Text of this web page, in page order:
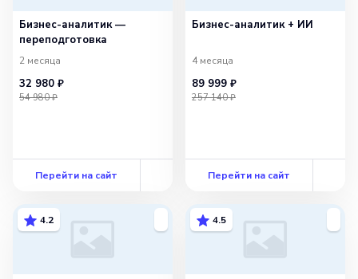
Бизнес-аналитик —
переподготовка
2 месяца
32 980 ₽
54 980 ₽
Перейти на сайт
Бизнес-аналитик + ИИ
4 месяца
89 999 ₽
257 140 ₽
Перейти на сайт
4.2 4.5